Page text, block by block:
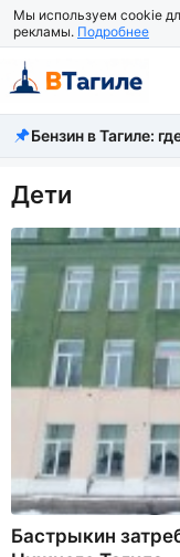
Мы используем cookie
рекламы. Подробнее
Все новости
Происшествия
Город
Власть
Экономика
Рассказать новость
Бензин в Тагиле:
Дети
Бастрыкин